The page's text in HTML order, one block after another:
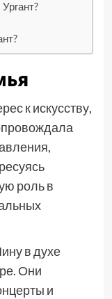
к искусству,
роль в
в духе
Они
и